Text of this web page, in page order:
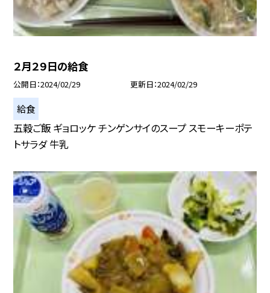
２月２９日の給食
公開日 2024/02/29 更新日 2024/02/29
給食
五穀ご飯 ギョロッケ チンゲンサイのスープ スモーキーポテ
トサラダ 牛乳